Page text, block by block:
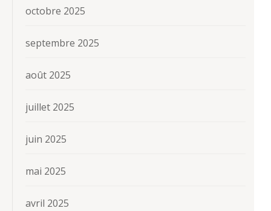
octobre 2025
septembre 2025
août 2025
juillet 2025
juin 2025
mai 2025
avril 2025